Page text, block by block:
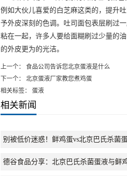
例如大伙儿喜爱的白芝麻这类的，提升
予外皮深刻的色调。吐司面包表层刷过
粘在一起，许多人要给面糊刷过少量的
的外皮更为的光洁。
上一个：
食品公司告诉您北京蛋液是什么
下一个：
北京蛋液厂家教您煮鸡蛋
相关标签： 蛋液
相关新闻
别被低价迷惑！鲜鸡蛋vs北京巴氏杀菌
德谷食品分享：北京巴氏杀菌蛋液与鲜